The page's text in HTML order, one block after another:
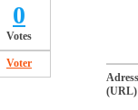
0
Votes
Voter